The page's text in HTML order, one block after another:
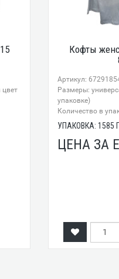
Кофты
Артикул:
Размеры:
упаковке)
Количество в
УПАКОВКА: 1585
ЦЕНА ЗА